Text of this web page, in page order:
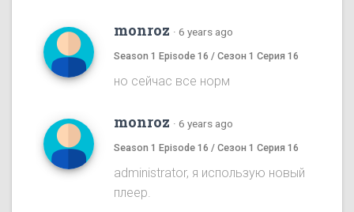
monroz · 6 years ago
Season 1 Episode 16 / Сезон 1 Серия 16
но сейчас все норм
monroz · 6 years ago
Season 1 Episode 16 / Сезон 1 Серия 16
administrator, я использую новый
плеер.